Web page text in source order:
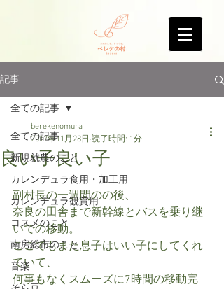
記事
全ての記事
新規就農のこと
カレンデュラ食用・加工用
カレンデュラ観賞用
コスメのこと
南房総市のこと
音楽
全ての記事
良い子良い子
berekenomura
2017年11月28日 読了時間: 1分
副村長の一週間のの後、
奈良の田舎まで新幹線とバスを乗り継
いでの移動。
ここでもまた息子はいい子にしてくれ
ていて、
何事もなくスムーズに7時間の移動完